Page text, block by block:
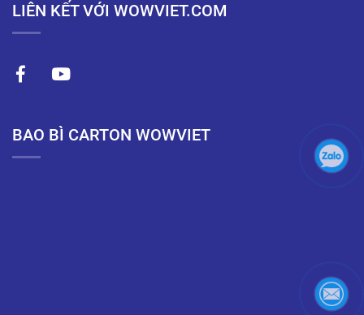
LIÊN KẾT VỚI WOWVIET.COM
BAO BÌ CARTON WOWVIET